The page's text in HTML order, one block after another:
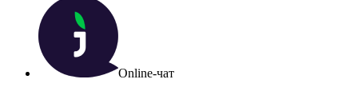
Online-чат